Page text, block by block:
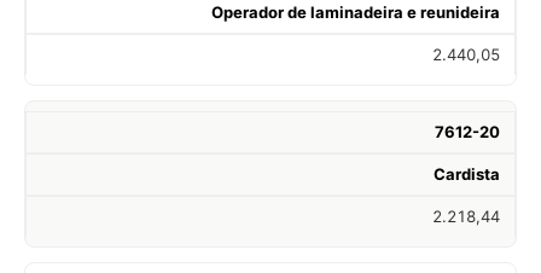
Operador de laminadeira e reunideira
2.440,05
7612-20
Cardista
2.218,44